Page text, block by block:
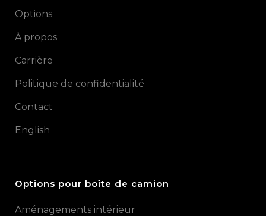
Options
À propos
Carrière
Politique de confidentialité
Contact
English
Options pour boîte de camion
Aménagements intérieur